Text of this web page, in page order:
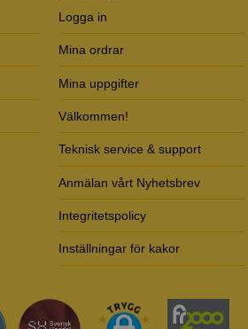
Logga in
Mina ordrar
Mina uppgifter
Välkommen!
Teknisk service & support
Anmälan vårt Nyhetsbrev
Integritetspolicy
Inställningar för kakor